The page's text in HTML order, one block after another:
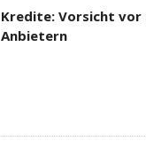
Kredite: Vorsicht vor
Anbietern